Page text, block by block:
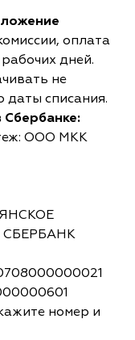
оплата
дней.
не
даты списания.
Сбербанке:
ООО МКК
СБЕРБАНК
номер и